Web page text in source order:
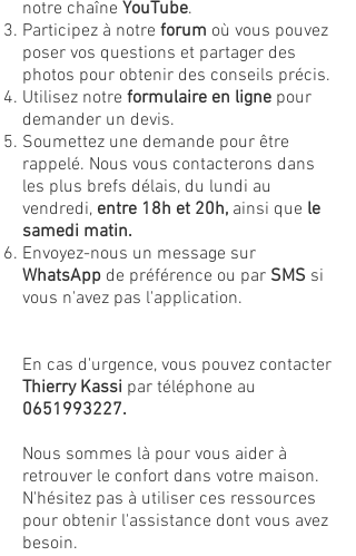
notre chaîne YouTube.
Participez à notre forum où vous pouvez
poser vos questions et partager des
photos pour obtenir des conseils précis.
Utilisez notre formulaire en ligne pour
demander un devis.
Soumettez une demande pour être
rappelé. Nous vous contacterons dans
les plus brefs délais, du lundi au
vendredi, entre 18h et 20h, ainsi que le
samedi matin.
Envoyez-nous un message sur
WhatsApp de préférence ou par SMS si
vous n'avez pas l'application.
En cas d'urgence, vous pouvez contacter
Thierry Kassi par téléphone au
0651993227.
Nous sommes là pour vous aider à
retrouver le confort dans votre maison.
N'hésitez pas à utiliser ces ressources
pour obtenir l'assistance dont vous avez
besoin.